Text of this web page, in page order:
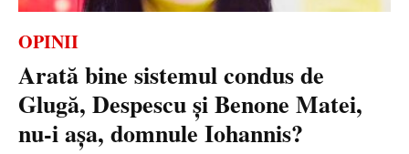
OPINII
Arată bine sistemul condus de
Glugă, Despescu și Benone Matei,
nu-i așa, domnule Iohannis?